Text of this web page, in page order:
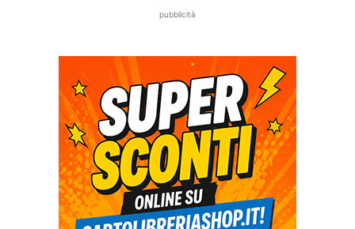
pubblicità